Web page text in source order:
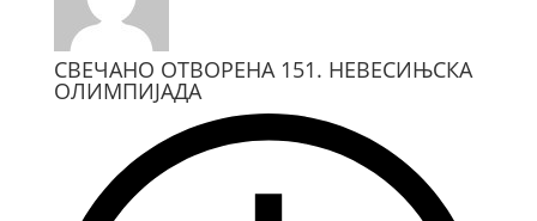
СВЕЧАНО ОТВОРЕНА 151. НЕВЕСИЊСКА
ОЛИМПИЈАДА